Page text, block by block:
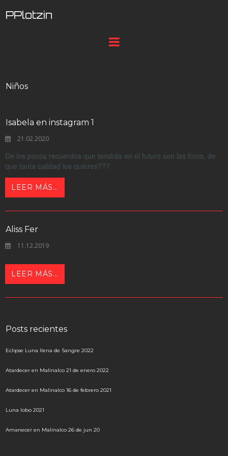
PPlotzin
Niños
Isabela en instagram 1
21.02.2020
De los pocos recuerdos que tendrás en el futuro son las fotos, de
que tanta calidad los quieres???
LEER MÁS...
Aliss Fer
11.12.2019
LEER MÁS...
Posts recientes
Eclipse Luna llena de Sangre 2022
Atardecer en Malinalco 21 de enero 2022
Atardecer en Malinalco 16 de febrero 2021
Luna lobo 2021
Amanecer en Malinalco 26 de jun 20